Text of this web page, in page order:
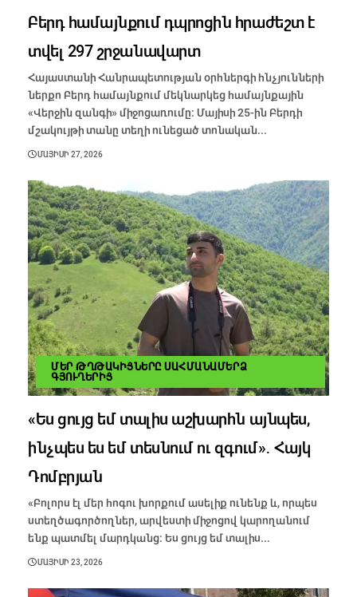
Բերդ համայնքում դպրոցին հրաժեշտ է
տվել 297 շրջանավարտ
Հայաստանի Հանրապետության օրհներգի հնչյունների
ներքո Բերդ համայնքում մեկնարկեց համայնքային
«Վերջին զանգի» միջոցառումը։ Մայիսի 25-ին Բերդի
մշակույթի տանը տեղի ունեցած տոնական...
ՄԱՅԻՍԻ 27, 2026
ՄԵՐ ԹՂԹԱԿԻՑՆԵՐԸ ՍԱՀՄԱՆԱՄԵՐՁ
ԳՅՈՒՂԵՐԻՑ
«Ես ցույց եմ տալիս աշխարհն այնպես,
ինչպես ես եմ տեսնում ու զգում»․ Հայկ
Դոմբրյան
«Բոլորս էլ մեր հոգու խորքում ասելիք ունենք և, որպես
ստեղծագործողներ, արվեստի միջոցով կարողանում
ենք պատմել մարդկանց։ Ես ցույց եմ տալիս...
ՄԱՅԻՍԻ 23, 2026